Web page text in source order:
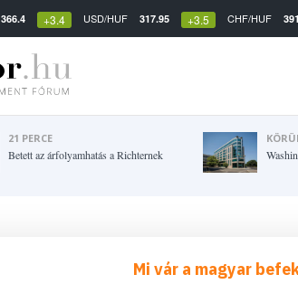
366.4 +3.4 USD/HUF 317.95 +3.5 CHF/HUF
21 PERCE
Betett az árfolyamhatás a Richternek
Mi vár a magyar